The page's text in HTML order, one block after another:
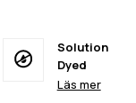
Solution
Dyed
Läs mer